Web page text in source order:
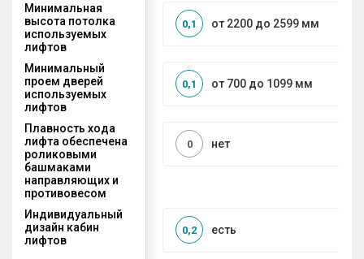
Минимальная
высота потолка
используемых
лифтов
от 2200 до 2599 мм
0,1
Минимальный
проем дверей
используемых
лифтов
от 700 до 1099 мм
0,1
Плавность хода
лифта обеспечена
роликовыми
башмаками
направляющих и
противовесом
нет
0
Индивидуальный
дизайн кабин
лифтов
есть
0,2